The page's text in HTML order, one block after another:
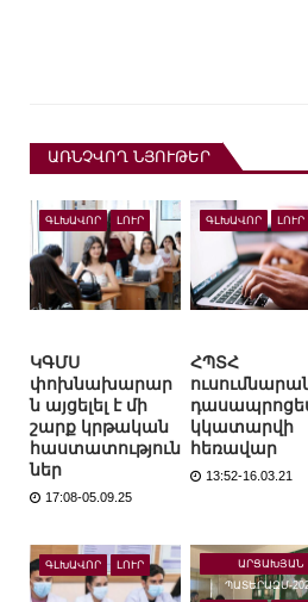
ԱՌՆՉՎՈՂ ՆՅՈՒԹԵՐ
ԳԼԽԱՎՈՐ ԼՈՒՐ
ԿԳՄՍ
փոխնախարար
ն այցելել է մի
շարք կրթական
հաստատություն
ներ
17:08-05.09.25
ԳԼԽԱՎՈՐ ԼՈՒՐ
ՀՊՏՀ
կկատարվի
հեռավար
13:52-16.03.21
ԳԼԽԱՎՈՐ ԼՈՒՐ
ԱՐՑԱԽՅԱՆ
ՊԱՏԵՐԱԶՄ-